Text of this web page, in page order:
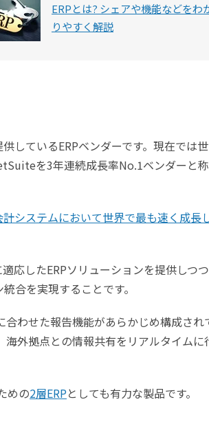
ERPとは? シェアや機能などをわ
りやすく解説
しているERPベンダーです。現在では
を3年連続成長率No.1ベンダーと
システムにおいて世界で最も速く成長
応したERPソリューションを提供しつつ
合を実現することです。
わせた報告機能があらかじめ構成され
外拠点との情報共有をリアルタイムに
めの2層ERPとしても有力な製品です。